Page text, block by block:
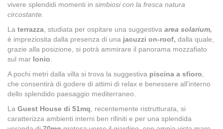
vivere splendidi momenti in simbiosi con la fresca natura
circostante.
La terrazza, studiata per ospitare una suggestiva area solarium,
è impreziosita dalla presenza di una jacuzzi on-roof, dalla quale,
grazie alla posizione, si potrà ammirare il panorama mozzafiato
sul mar Ionio.
A pochi metri dalla villa si trova la suggestiva piscina a sfioro,
che consentirà di godere di attimi di relax e benessere all’interno
dello splendido paesaggio mediterraneo.
La Guest House di 51mq, recentemente ristrutturata, si
caratterizza ambienti interni ben rifiniti e per una splendida